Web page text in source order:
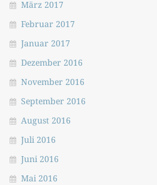
März 2017
Februar 2017
Januar 2017
Dezember 2016
November 2016
September 2016
August 2016
Juli 2016
Juni 2016
Mai 2016